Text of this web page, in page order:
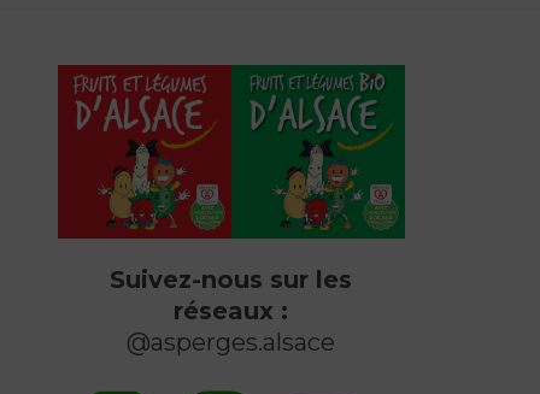
Suivez-nous sur les
réseaux :
@asperges.alsace